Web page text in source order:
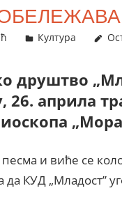
Култура
друштво
26. априла
и виће се
КУД „Младост”